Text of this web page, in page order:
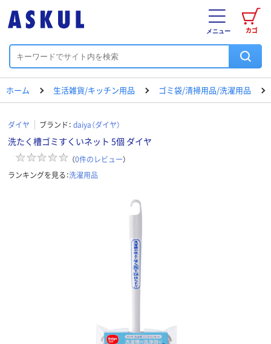
カゴ
メニュー
ホーム 生活雑貨/キッチン用品 ゴミ袋/清掃用品/洗濯用品
ダイヤ ブランド： daiya（ダイヤ）
洗たく槽ゴミすくいネット 5個 ダイヤ
（0件のレビュー）
ランキングを見る：洗濯用品